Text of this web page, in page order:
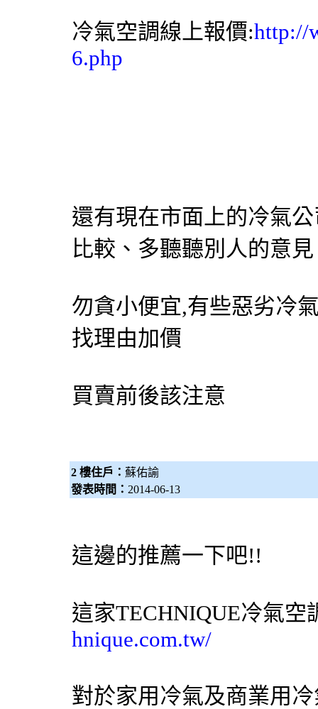
冷氣空調線上報價:http://
6.php
還有現在市面上的冷氣
比較、多聽聽別人的意見
勿貪小便宜,有些惡劣冷
找理由加價
買賣前後該注意
2 樓住戶： 蘇佑諭
發表時間： 2014-06-13
這邊的推薦一下吧!!
這家TECHNIQUE冷氣空
hnique.com.tw/
對於家用 冷氣及商業用